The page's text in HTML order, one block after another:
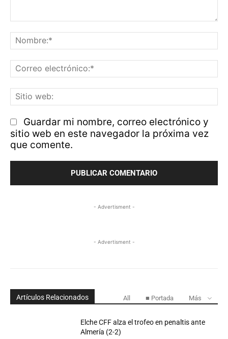
Guardar mi nombre, correo electrónico y
sitio web en este navegador la próxima vez
que comente.
- Advertisment -
- Advertisment -
Artículos Relacionados All ■ Portada Más
Elche CFF alza el trofeo en penaltis ante
Almería (2-2)